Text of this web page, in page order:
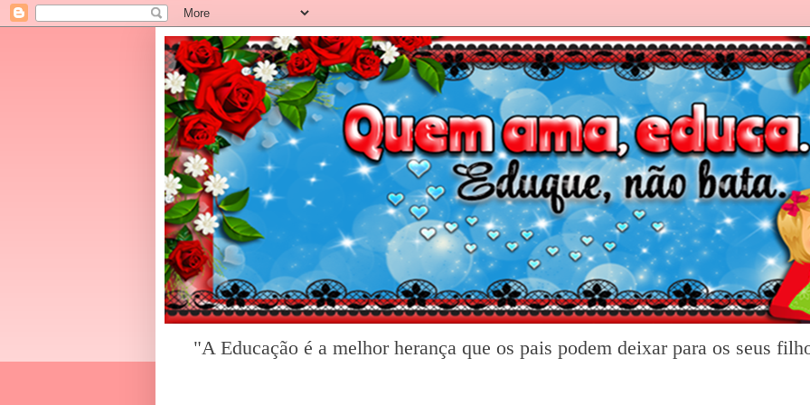
"A Educação é a melhor herança que os pais podem deixar para os seus